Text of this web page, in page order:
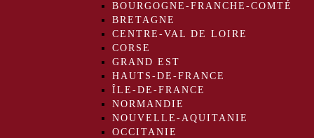
BOURGOGNE-FRANCHE-COMTÉ
BRETAGNE
CENTRE-VAL DE LOIRE
CORSE
GRAND EST
HAUTS-DE-FRANCE
ÎLE-DE-FRANCE
NORMANDIE
NOUVELLE-AQUITANIE
OCCITANIE